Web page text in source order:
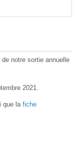
notre sortie annuelle
2021.
que la fiche